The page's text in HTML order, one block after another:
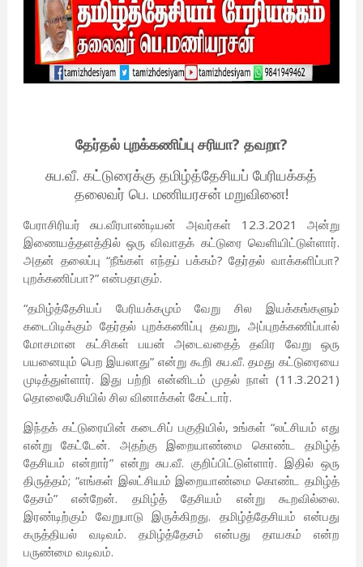
தேர்தல் புறக்கணிப்பு சரியா? தவறா?
சுப.வீ. கட்டுரைக்கு தமிழ்த்தேசியப் பேரியக்கத்
தலைவர் பெ. மணியரசன் மறுவினை!
பேராசிரியர் சுப.வீரபாண்டியன் அவர்கள் 12.3.2021 அன்று
இணையத்தளத்தில் ஒரு விவாதக் கட்டுரை வெளியிட்டுள்ளார்.
அதன் தலைப்பு “நீங்கள் எந்தப் பக்கம்? தேர்தல் வாக்களிப்பா?
புறக்கணிப்பா?” என்பதாகும்.
“தமிழ்த்தேசியப் பேரியக்கமும் வேறு சில இயக்கங்களும்
கடைபிடிக்கும் தேர்தல் புறக்கணிப்பு தவறு, அப்புறக்கணிப்பால்
மோசமான கட்சிகள் பயன் அடைவதைத் தவிர வேறு ஒரு
பயனையும் பெற இயலாது” என்று கூறி சுப.வீ. தமது கட்டுரையை
முடித்துள்ளார். இது பற்றி என்னிடம் முதல் நாள் (11.3.2021)
தொலைபேசியில் சில வினாக்கள் கேட்டார்.
இந்தக் கட்டுரையின் கடைசிப் பகுதியில், உங்கள் “லட்சியம் எது
என்று கேட்டேன். அதற்கு இறையாண்மை கொண்ட தமிழ்த்
தேசியம் என்றார்” என்று சுப.வீ. குறிப்பிட்டுள்ளார். இதில் ஒரு
திருத்தம்; “எங்கள் இலட்சியம் இறையாண்மை கொண்ட தமிழ்த்
தேசம்” என்றேன். தமிழ்த் தேசியம் என்று கூறவில்லை.
இரண்டிற்கும் வேறுபாடு இருக்கிறது. தமிழ்த்தேசியம் என்பது
கருத்தியல் வடிவம். தமிழ்த்தேசம் என்பது தாயகம் என்ற
பருண்மை வடிவம்.